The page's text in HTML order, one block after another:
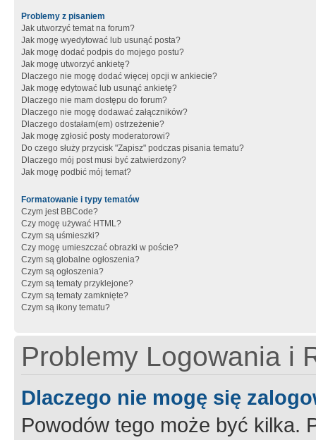
Problemy z pisaniem
Jak utworzyć temat na forum?
Jak mogę wyedytować lub usunąć posta?
Jak mogę dodać podpis do mojego postu?
Jak mogę utworzyć ankietę?
Dlaczego nie mogę dodać więcej opcji w ankiecie?
Jak mogę edytować lub usunąć ankietę?
Dlaczego nie mam dostępu do forum?
Dlaczego nie mogę dodawać załączników?
Dlaczego dostałam(em) ostrzeżenie?
Jak mogę zgłosić posty moderatorowi?
Do czego służy przycisk "Zapisz" podczas pisania tematu?
Dlaczego mój post musi być zatwierdzony?
Jak mogę podbić mój temat?
Formatowanie i typy tematów
Czym jest BBCode?
Czy mogę używać HTML?
Czym są uśmieszki?
Czy mogę umieszczać obrazki w poście?
Czym są globalne ogłoszenia?
Czym są ogłoszenia?
Czym są tematy przyklejone?
Czym są tematy zamknięte?
Czym są ikony tematu?
Problemy Logowania i
Dlaczego nie mogę się
Powodów tego może być kilka.